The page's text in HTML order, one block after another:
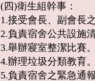
(四)衛生組幹事：
1.接受會長、副會長
2.負責宿舍公共設施
3.舉辦寢室整潔比賽。
4.辦理垃圾分類教育。
5.負責宿舍之緊急通